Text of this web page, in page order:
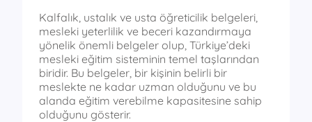
Kalfalık, ustalık ve usta öğreticilik belgeleri,
mesleki yeterlilik ve beceri kazandırmaya
yönelik önemli belgeler olup, Türkiye’deki
mesleki eğitim sisteminin temel taşlarından
biridir. Bu belgeler, bir kişinin belirli bir
meslekte ne kadar uzman olduğunu ve bu
alanda eğitim verebilme kapasitesine sahip
olduğunu gösterir.